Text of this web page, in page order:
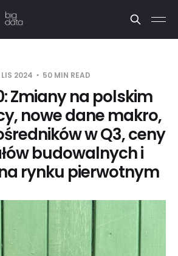
2024 50 MIN READ
Zmiany na polskim
nowe dane makro,
w Q3, ceny
budowalnych i
rynku pierwotnym